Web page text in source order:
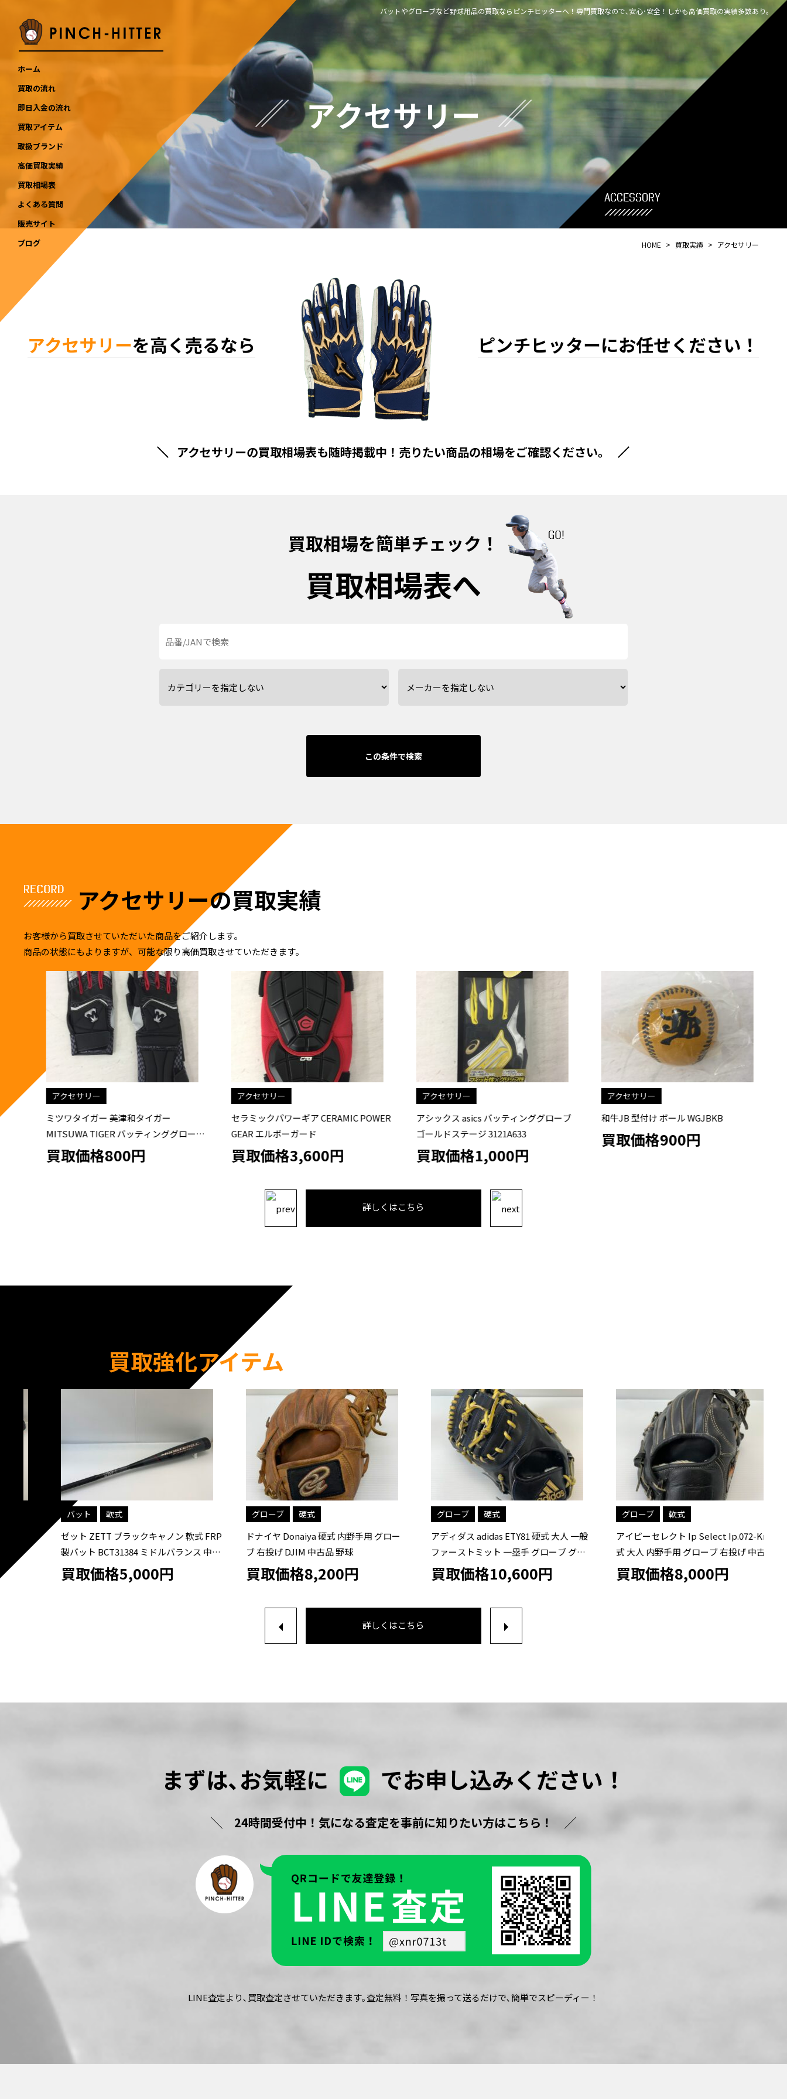
バットやグローブなど野球用品の買取ならピンチヒッターへ！専門買取なので､安心･安全！しかも高価買取の実績多数あり｡
ホーム
買取の流れ
即日入金の流れ
買取アイテム
取扱ブランド
高価買取実績
買取相場表
よくある質問
販売サイト
ブログ
アクセサリー
accessory
HOME > 買取実績 > アクセサリー
アクセサリーを高く売るなら ピンチヒッターにお任せください！
アクセサリーの買取相場表も随時掲載中！売りたい商品の相場をご確認ください。
買取相場を簡単チェック！
買取相場表へ
この条件で検索
アクセサリーの買取実績
お客様から買取させていただいた商品をご紹介します。
商品の状態にもよりますが、可能な限り高価買取させていただきます。
アクセサリー
ミツワタイガー 美津和タイガー
MITSUWA TIGER バッティンググローブ
プロテクトキング
買取価格800円
アクセサリー
セラミックパワーギア CERAMIC POWER
GEAR エルボーガード
買取価格3,600円
アクセサリー
アシックス asics バッティンググローブ
ゴールドステージ 3121A633
買取価格1,000円
アクセサリー
和牛JB 型付け ボール WGJBKB
買取価格900円
詳しくはこちら
買取強化アイテム
軟式
ゼット ZETT ブラックキャノン 軟式 FRP
製バット BCT31384 ミドルバランス 中古
ケース付き 野球
買取価格5,000円
グローブ 硬式
ドナイヤ Donaiya 硬式 内野手用 グロー
ブ 右投げ DJIM 中古品 野球
買取価格8,200円
グローブ 硬式
アディダス adidas ETY81 硬式 大人 一般
ファーストミット 一塁手 グローブ グラ
ブ 左投げ 中古品 グローブ袋付き 野球
買取価格10,600円
グローブ 軟式
アイピーセレクト Ip Select Ip.072-Kr 軟
式 大人 内野手用 グローブ 右投げ 中古品
買取価格8,000円
詳しくはこちら
まずは､お気軽に でお申し込みください！
24時間受付中！気になる査定を事前に知りたい方はこちら！
LINE査定より､買取査定させていただきます｡査定無料！写真を撮って送るだけで､簡単でスピーディー！